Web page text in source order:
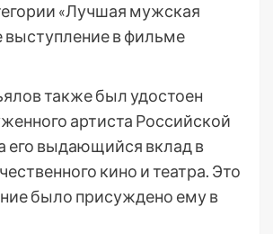
«Лучшая мужская
выступление в фильме
также был удостоен
артиста Российской
его выдающийся вклад в
кино и театра. Это
было присуждено ему в